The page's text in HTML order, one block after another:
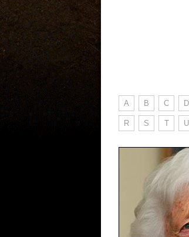
A B C D
R S T U